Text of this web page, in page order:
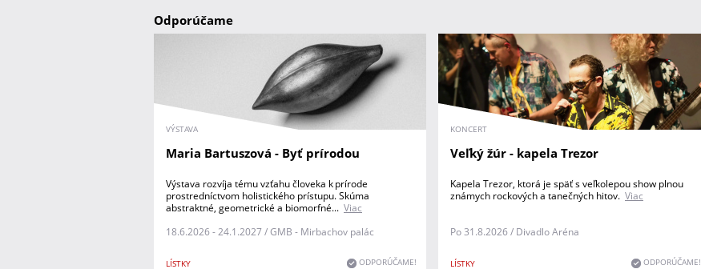
Odporúčame
VÝSTAVA
Maria Bartuszová - Byť prírodou
LÍSTKY
Výstava rozvíja tému vzťahu človeka k prírode
prostredníctvom holistického prístupu. Skúma
abstraktné, geometrické a biomorfné... Viac
18.6.2026 - 24.1.2027 / GMB - Mirbachov palác
ODPORÚČAME!
KONCERT
Veľký žúr - kapela Trezor
LÍSTKY
Kapela Trezor, ktorá je späť s veľkolepou show plnou
známych rockových a tanečných hitov. Viac
Po 31.8.2026 / Divadlo Aréna
ODPORÚČAME!